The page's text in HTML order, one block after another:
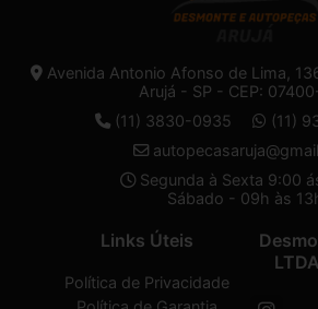
Avenida Antonio Afonso de Lima,
Arujá - SP - CEP:
(11) 3830-0935
(11)
Segunda à Sexta 9:00
Sábado - 09h às
Links Úteis
Política de Privacidade